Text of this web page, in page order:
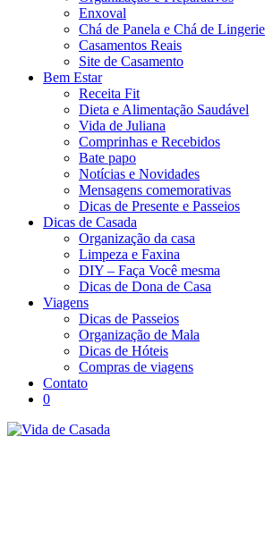
Enxoval
Chá de Panela e Chá de Lingerie
Casamentos Reais
Site de Casamento
Bem Estar
Receita Fit
Dieta e Alimentação Saudável
Vida de Juliana
Comprinhas e Recebidos
Bate papo
Notícias e Novidades
Mensagens comemorativas
Dicas de Presente e Passeios
Dicas de Casada
Organização da casa
Limpeza e Faxina
DIY – Faça Você mesma
Dicas de Dona de Casa
Viagens
Dicas de Passeios
Organização de Mala
Dicas de Hóteis
Compras de viagens
Contato
0